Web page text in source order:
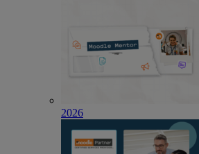
2026